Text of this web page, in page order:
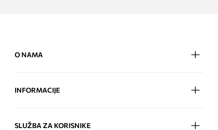
O NAMA
INFORMACIJE
SLUŽBA ZA KORISNIKE